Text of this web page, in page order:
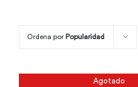
Ordena por Popularidad
Agotado